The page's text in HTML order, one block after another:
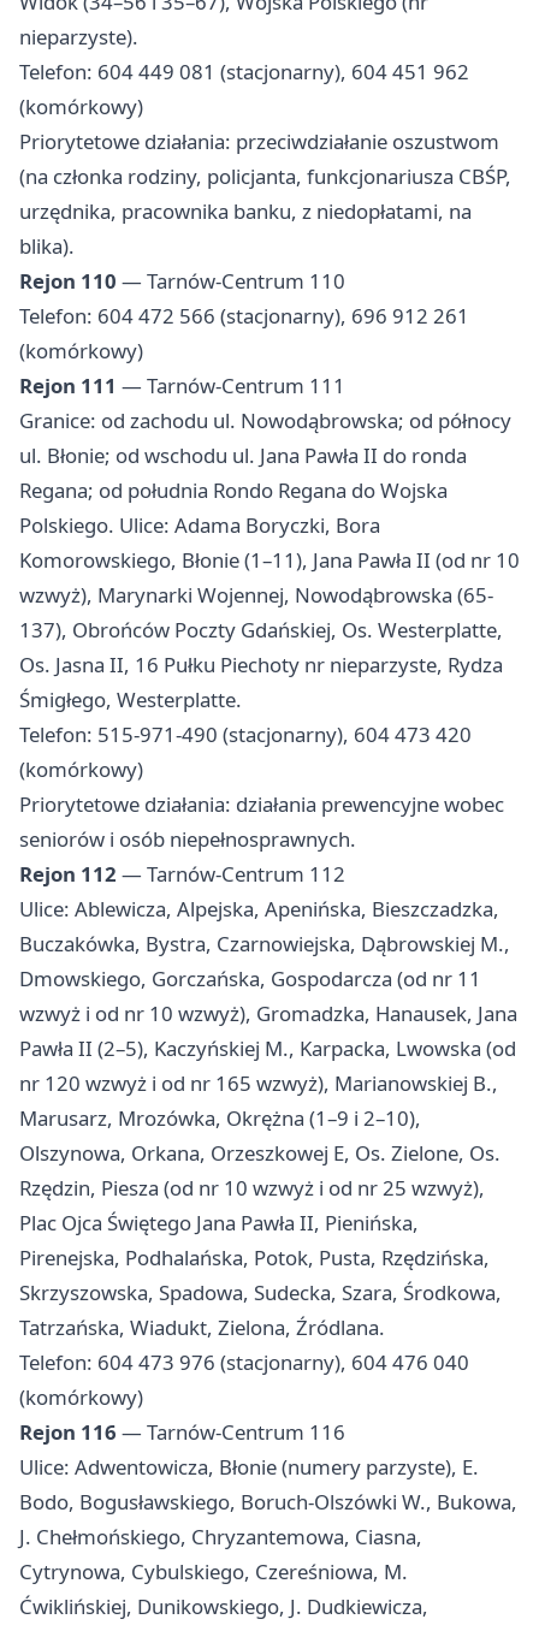
nieparzyste).
Telefon: 604 449 081 (stacjonarny), 604 451 962
(komórkowy)
Priorytetowe działania: przeciwdziałanie oszustwom
(na członka rodziny, policjanta, funkcjonariusza CBŚP,
urzędnika, pracownika banku, z niedopłatami, na
blika).
Rejon 110 — Tarnów-Centrum 110
Telefon: 604 472 566 (stacjonarny), 696 912 261
(komórkowy)
Rejon 111 — Tarnów-Centrum 111
Granice: od zachodu ul. Nowodąbrowska; od północy
ul. Błonie; od wschodu ul. Jana Pawła II do ronda
Regana; od południa Rondo Regana do Wojska
Polskiego. Ulice: Adama Boryczki, Bora
Komorowskiego, Błonie (1–11), Jana Pawła II (od nr 10
wzwyż), Marynarki Wojennej, Nowodąbrowska (65-
137), Obrońców Poczty Gdańskiej, Os. Westerplatte,
Os. Jasna II, 16 Pułku Piechoty nr nieparzyste, Rydza
Śmigłego, Westerplatte.
Telefon: 515-971-490 (stacjonarny), 604 473 420
(komórkowy)
Priorytetowe działania: działania prewencyjne wobec
seniorów i osób niepełnosprawnych.
Rejon 112 — Tarnów-Centrum 112
Ulice: Ablewicza, Alpejska, Apenińska, Bieszczadzka,
Buczakówka, Bystra, Czarnowiejska, Dąbrowskiej M.,
Dmowskiego, Gorczańska, Gospodarcza (od nr 11
wzwyż i od nr 10 wzwyż), Gromadzka, Hanausek, Jana
Pawła II (2–5), Kaczyńskiej M., Karpacka, Lwowska (od
nr 120 wzwyż i od nr 165 wzwyż), Marianowskiej B.,
Marusarz, Mrozówka, Okrężna (1–9 i 2–10),
Olszynowa, Orkana, Orzeszkowej E, Os. Zielone, Os.
Rzędzin, Piesza (od nr 10 wzwyż i od nr 25 wzwyż),
Plac Ojca Świętego Jana Pawła II, Pienińska,
Pirenejska, Podhalańska, Potok, Pusta, Rzędzińska,
Skrzyszowska, Spadowa, Sudecka, Szara, Środkowa,
Tatrzańska, Wiadukt, Zielona, Źródlana.
Telefon: 604 473 976 (stacjonarny), 604 476 040
(komórkowy)
Rejon 116 — Tarnów-Centrum 116
Ulice: Adwentowicza, Błonie (numery parzyste), E.
Bodo, Bogusławskiego, Boruch-Olszówki W., Bukowa,
J. Chełmońskiego, Chryzantemowa, Ciasna,
Cytrynowa, Cybulskiego, Czereśniowa, M.
Ćwiklińskiej, Dunikowskiego, J. Dudkiewicza,